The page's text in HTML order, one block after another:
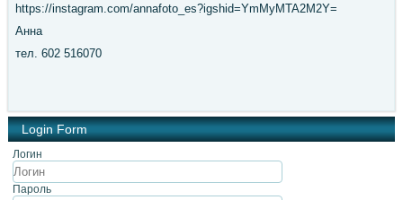
https://instagram.com/annafoto_es?igshid=YmMyMTA2M2Y=
Анна
тел. 602 516070
Login Form
Логин
Пароль